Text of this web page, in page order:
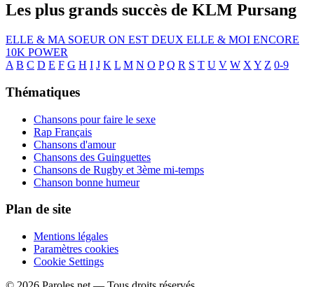
Les plus grands succès de KLM Pursang
ELLE & MA SOEUR ON EST DEUX ELLE & MOI ENCORE
10K POWER
A B C D E F G H I J K L M N O P Q R S T U V W X Y Z 0-9
Thématiques
Chansons pour faire le sexe
Rap Français
Chansons d'amour
Chansons des Guinguettes
Chansons de Rugby et 3ème mi-temps
Chanson bonne humeur
Plan de site
Mentions légales
Paramètres cookies
Cookie Settings